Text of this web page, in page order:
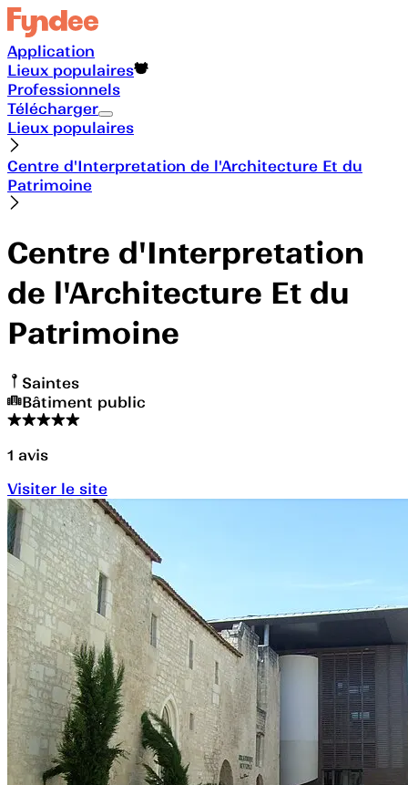
Application
Lieux populaires
Professionnels
Télécharger
Lieux populaires
Centre d'Interpretation de l'Architecture Et du
Patrimoine
Centre d'Interpretation
de l'Architecture Et du
Patrimoine
Saintes
Bâtiment public
1 avis
Visiter le site